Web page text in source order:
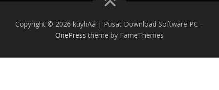
Copyright © 2026 kuyhAa | Pusat Download Software PC –
OnePress theme by FameThemes